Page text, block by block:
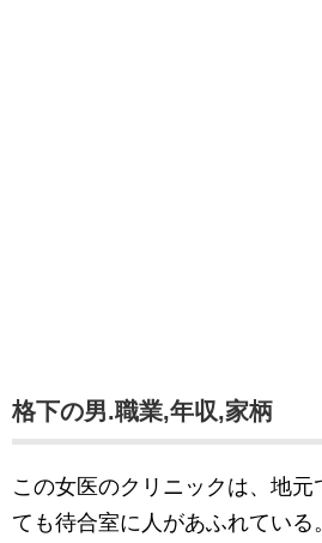
格下の男.職業,年収,家柄
この女医のクリニックは、地元
ても待合室に人があふれている。